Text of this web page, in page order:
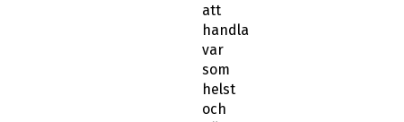
att
handla
var
som
helst
och